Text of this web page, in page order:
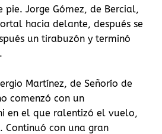
pie. Jorge Gómez, de Bercial,
hacia delante, después se
un tirabuzón y terminó
Martínez, de Señorío de
comenzó con un
en el que ralentizó el vuelo,
Continuó con una gran